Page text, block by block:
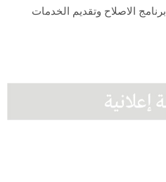
برنامج الاصلاح وتقديم الخدمات